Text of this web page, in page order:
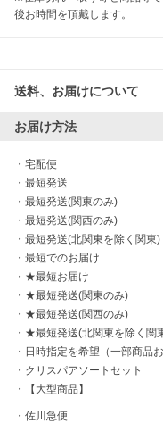
後お時間を頂戴します。
送料、お届けについて
お届け方法
・ 宅配便
・ 最短発送
・ 最短発送(関東のみ)
・ 最短発送(関西のみ)
・ 最短発送(北関東を除く関東)
・ 最短でのお届け
・ ★最短お届け
・ ★最短発送(関東のみ)
・ ★最短発送(関西のみ)
・ ★最短発送(北関東を除く関
・ 日時指定を希望（一部商品お
・ クリスパアソートセット
・
【大型商品】
・佐川急便